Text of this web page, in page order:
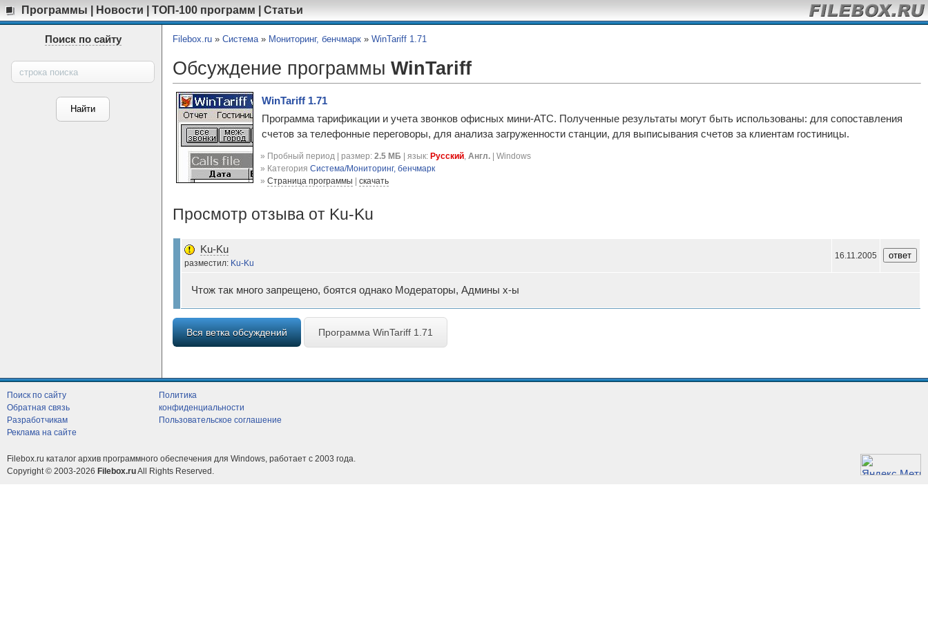
Программы Новости ТОП-100 программ Статьи
Поиск по сайту Filebox.ru » Система» Мониторинг, бенчмарк » WinTariff 1.71
Обсуждение программы WinTariff
WinTariff 1.71
Программа тарификации и учета звонков офисных мини-АТС. Полученные результаты могут быть использованы: для сопоставления
счетов за телефонные переговоры, для анализа загруженности станции, для выписывания счетов за клиентам гостиницы.
» Пробный период | размер: 2.5 МБ | язык: Русский, Англ. | Windows
» Категория Система/Мониторинг, бенчмарк
» Страница программы скачать
Просмотр отзыва от Ku-Ku
Ku-Ku
разместил: Ku-Ku
16.11.2005
Чтож так много запрещено, боятся однако Модераторы, Админы х-ы
Вся ветка обсуждений Программа WinTariff 1.71
Поиск по сайту
Обратная связь
Разработчикам
Реклама на сайте
Политика
конфиденциальности
Пользовательское соглашение
Filebox.ru каталог архив программного обеспечения для Windows, работает с 2003 года.
Copyright © 2003-2026 Filebox.ruAll Rights Reserved.